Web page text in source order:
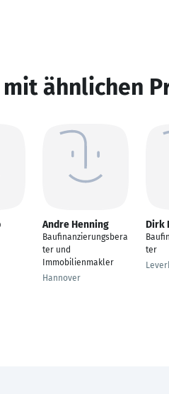
ähnlichen
Andre Henning
Baufinanzierungsbera
ter und
Immobilienmakler
Hannover
Dirk
ter